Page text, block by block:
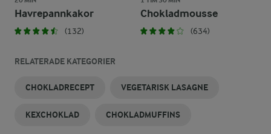
Havrepannkakor
(132)
Chokladmousse
(634)
RELATERADE KATEGORIER
CHOKLADRECEPT VEGETARISK LASAGNE
KEXCHOKLAD CHOKLADMUFFINS